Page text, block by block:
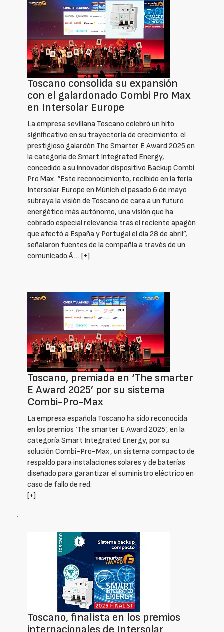
Toscano consolida su expansión
con el galardonado Combi Pro Max
en Intersolar Europe
La empresa sevillana Toscano celebró un hito
significativo en su trayectoria de crecimiento: el
prestigioso galardón The Smarter E Award 2025 en
la categoría de Smart Integrated Energy,
concedido a su innovador dispositivo Backup Combi
Pro Max. “Este reconocimiento, recibido en la feria
Intersolar Europe en Múnich el pasado 6 de mayo
subraya la visión de Toscano de cara a un futuro
energético más autónomo, una visión que ha
cobrado especial relevancia tras el reciente apagón
que afectó a España y Portugal el día 28 de abril”,
señalaron fuentes de la compañía a través de un
comunicado.Â … [+]
Toscano, premiada en ‘The smarter
E Award 2025’ por su sistema
Combi-Pro-Max
La empresa española Toscano ha sido reconocida
en los premios ‘The smarter E Award 2025’, en la
categoría Smart Integrated Energy, por su
solución Combi-Pro-Max, un sistema compacto de
respaldo para instalaciones solares y de baterías
diseñado para garantizar el suministro eléctrico en
caso de fallo de red.
[+]
Toscano, finalista en los premios